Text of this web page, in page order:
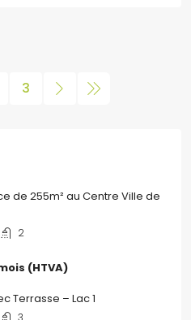
3
de 255m² au Centre Ville de
2
(HTVA)
Terrasse – Lac 1
3